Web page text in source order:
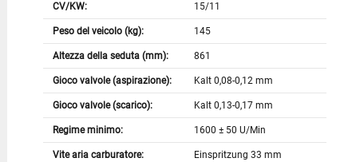
CV/KW: 15/11
Peso del veicolo (kg): 145
Altezza della seduta (mm): 861
Gioco valvole (aspirazione): Kalt 0,08-0,12 mm
Gioco valvole (scarico): Kalt 0,13-0,17 mm
Regime minimo: 1600 ± 50 U/Min
Vite aria carburatore: Einspritzung 33 mm